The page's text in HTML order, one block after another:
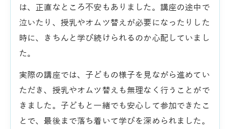
は、正直なところ不安もありました。講座の途中で
泣いたり、授乳やオムツ替えが必要になったりした
時に、きちんと学び続けられるのか心配していまし
た。
実際の講座では、子どもの様子を見ながら進めてい
ただき、授乳やオムツ替えも無理なく行うことがで
きました。子どもと一緒でも安心して参加できたこ
とで、最後まで落ち着いて学びを深められました。